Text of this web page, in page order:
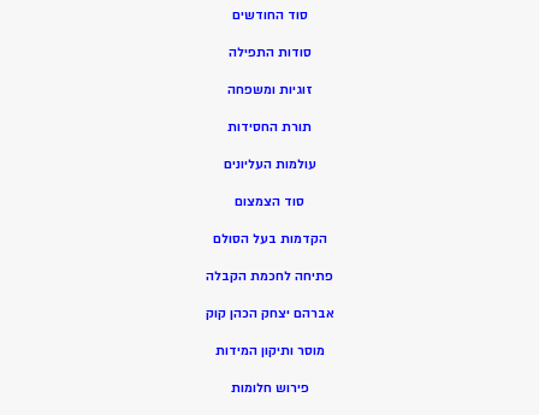
סוד החודשים
סודות התפילה
זוגיות ומשפחה
תורת החסידות
עולמות העליונים
סוד הצמצום
הקדמות בעל הסולם
פתיחה לחכמת הקבלה
אברהם יצחק הכהן קוק
מוסר ותיקון המידות
פירוש חלומות